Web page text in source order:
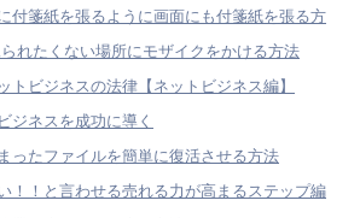
付箋紙を張るように画面にも付箋紙を張る方
れたくない場所にモザイクをかける方法
トビジネスの法律【ネットビジネス編】
ジネスを成功に導く
ったファイルを簡単に復活させる方法
！！と言わせる売れる力が高まるステップ編